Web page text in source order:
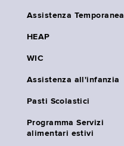
Assistenza Temporanea
HEAP
WIC
Assistenza all'infanzia
Pasti Scolastici
Programma Servizi
alimentari estivi